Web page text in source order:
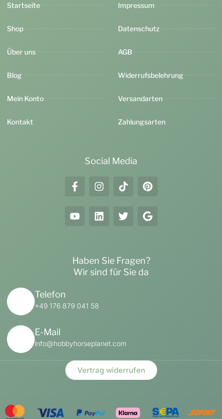
Startseite
Shop
Über uns
Blog
Mein Konto
Kontakt
Impressum
Datenschutz
AGB
Widerrufsbelehrung
Versandarten
Zahlungsarten
Social Media
Haben Sie Fragen?
Wir sind für Sie da
Telefon
+49 176 879 041 58
E-Mail
info@hobbyhorseplanet.com
Vertrag widerrufen